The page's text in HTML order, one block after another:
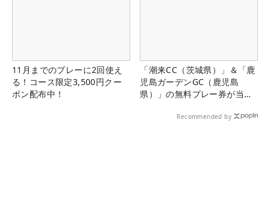
11月までのプレーに2回使え
る！コース限定3,500円クー
ポン配布中！
「潮来CC（茨城県）」＆「鹿
児島ガーデンGC（鹿児島
県）」の無料プレー券が当た
Recommended by